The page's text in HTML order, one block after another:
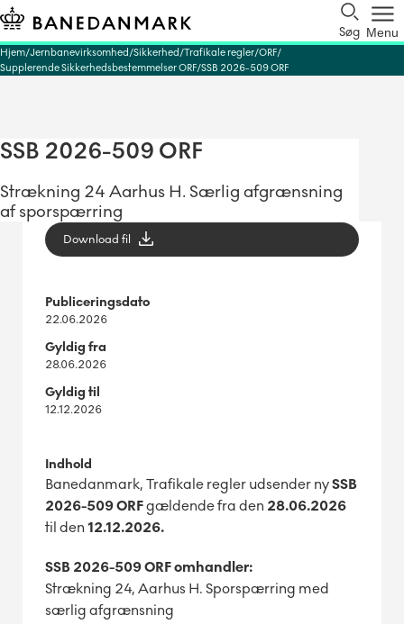
Søg Menu
Hjem Jernbanevirksomhed Sikkerhed Trafikale regler ORF
Supplerende Sikkerhedsbestemmelser ORF SSB 2026-509 ORF
SSB 2026-509 ORF
Strækning 24 Aarhus H. Særlig afgrænsning
af sporspærring
Download fil
Publiceringsdato
22.06.2026
Gyldig fra
28.06.2026
Gyldig til
12.12.2026
Indhold
Banedanmark, Trafikale regler udsender nySSB
2026-509 ORFgældende fra den 28.06.2026
til den 12.12.2026.
SSB 2026-509 ORF omhandler:
Strækning 24, Aarhus H. Sporspærring med
særlig afgrænsning